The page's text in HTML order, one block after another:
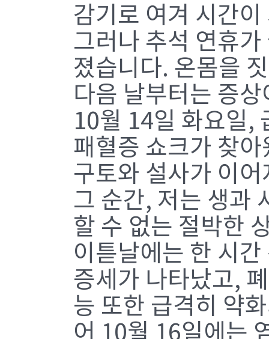
감기로 여겨 시간
그러나 추석 연휴
졌습니다. 온몸을
다음 날부터는 증
10월 14일 화요일,
패혈증 쇼크가 찾
구토와 설사가 이
그 순간, 저는 생과
할 수 없는 절박한
이튿날에는 한 시
증세가 나타났고,
능 또한 급격히 약
어 10월 16일에는